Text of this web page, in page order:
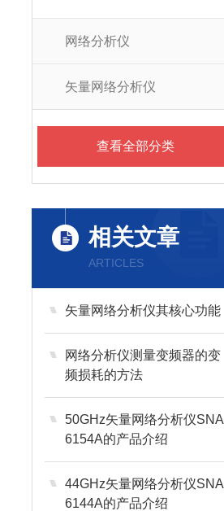
网络分析仪
矢量网络分析仪
查看全部分类
相关文章
ARTICLES
矢量网络分析仪其核心功能
网络分析仪测量变频器的变
频损耗的方法
50GHz矢量网络分析仪SNA
6154A的产品介绍
44GHz矢量网络分析仪SNA
6144A的产品介绍